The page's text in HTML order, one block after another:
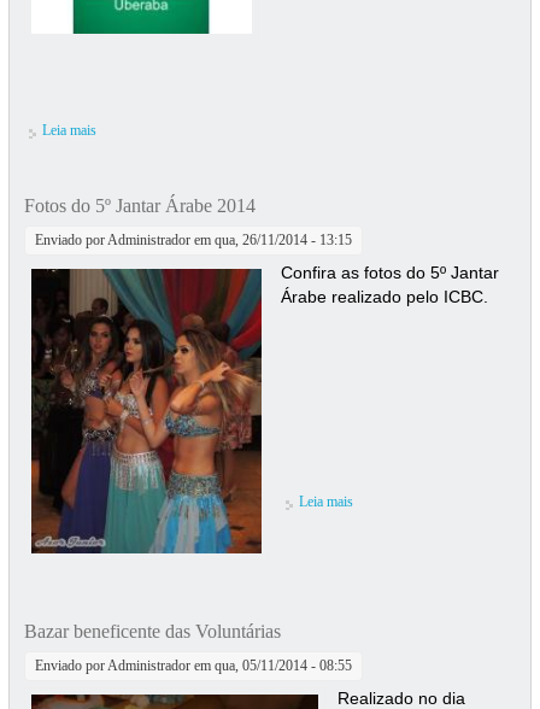
Leia mais
Fotos do 5º Jantar Árabe 2014
Enviado porAdministrador em qua, 26/11/2014 - 13:15
Confira as fotos do 5º Jantar
Árabe realizado pelo ICBC.
Leia mais
Bazar beneficente das Voluntárias
Enviado por Administrador em qua, 05/11/2014 - 08:55
Realizado no dia